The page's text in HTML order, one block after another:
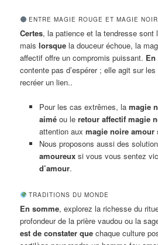
ENTRE MAGIE ROUGE ET MAGIE
Certes, la patience et la tendresse sont
maislorsque la douceur échoue, la
affectif offre un compromis puissant. En
contente pas d’espérer ; elle agit sur
recréer un lien..
Pour les cas extrêmes, la magie
aiméou le retour affectif magie
attention aux magie noire amour
Nous proposons aussi des
amoureuxsi vous vous sentez
d’amour.
TRADITIONS DU MONDE
En somme, explorez la richesse du
profondeur de la prière vaudou ou la
est de constater que chaque culture